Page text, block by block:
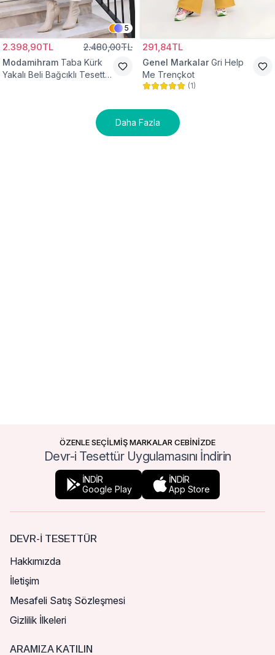
5
2.398,90TL 2.480,00TL
Modamihram Taba Kürk
Yakalı Beli Bağcıklı Tesettür
291,84TL
Genel Markalar Gri Help
Me Trençkot
(1)
Daha Fazla
ÖZENLE SEÇİLMİŞ MARKALAR CEBİNİZDE
Devr-i Tesettür Uygulamasını İndirin
İNDİR
Google Play
İNDİR
App Store
DEVR-I TESETTÜR
Hakkımızda
İletişim
Mesafeli Satış Sözleşmesi
Gizlilik İlkeleri
ARAMIZA KATILIN